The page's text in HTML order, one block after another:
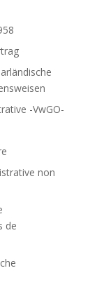
-VwGO-
non
de